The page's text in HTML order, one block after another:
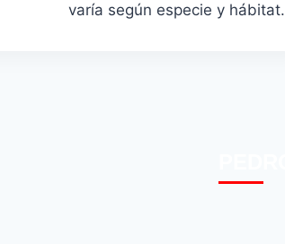
varía según especie y hábitat.